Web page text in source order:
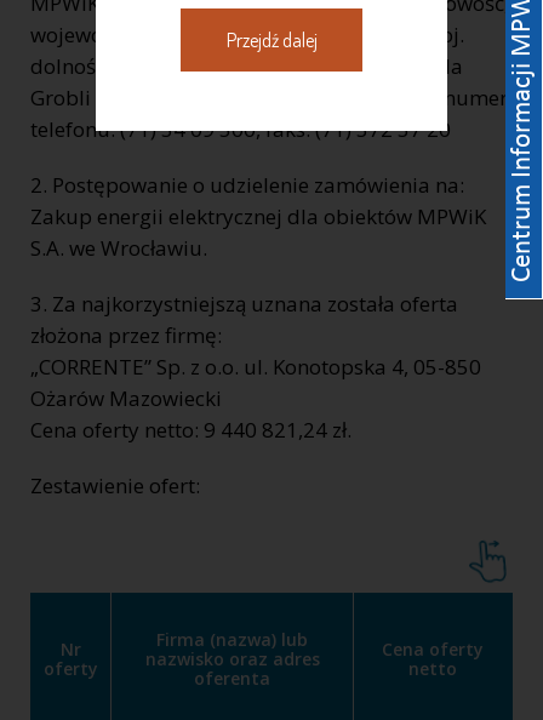
województwo, powiat: 50 – 421 Wrocław, woj.
dolnośląskie, ulica, nr domu, nr lokalu: ul. Na
Grobli 14/16, internet: www.mpwik.wroc.pl numer
telefonu: (71) 34 09 500, faks: (71) 372 37 20
2. Postępowanie o udzielenie zamówienia na:
Zakup energii elektrycznej dla obiektów MPWiK
S.A. we Wrocławiu.
3. Za najkorzystniejszą uznana została oferta
złożona przez firmę:
„CORRENTE” Sp. z o.o. ul. Konotopska 4, 05-850
Ożarów Mazowiecki
Cena oferty netto: 9 440 821,24 zł.
Zestawienie ofert:
Nr
oferty
Firma (nazwa) lub
nazwisko oraz adres
oferenta
Cena oferty
netto
Przejdź dalej